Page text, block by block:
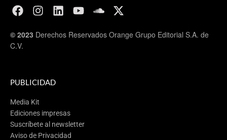
© 2023 Derechos Reservados Orange Grupo Editorial S.A. de
C.V.
PUBLICIDAD
Media Kit
Ediciones impresas
Suscríbete al newsletter
Aviso de Privacidad